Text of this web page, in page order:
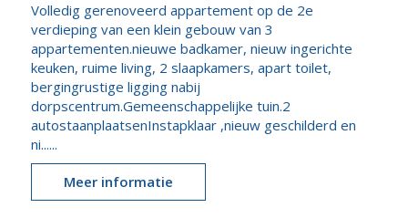
Volledig gerenoveerd appartement op de 2e
verdieping van een klein gebouw van 3
appartementen.nieuwe badkamer, nieuw ingerichte
keuken, ruime living, 2 slaapkamers, apart toilet,
bergingrustige ligging nabij
dorpscentrum.Gemeenschappelijke tuin.2
autostaanplaatsenInstapklaar ,nieuw geschilderd en
ni......
Meer informatie